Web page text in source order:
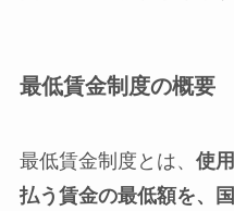
最低賃金制度の概要
最低賃金制度とは、 使
払う賃金の最低額を、